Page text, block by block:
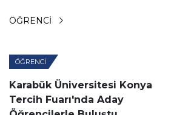
ÖĞRENCI
ÖĞRENCI
Karabük Üniversitesi Konya
Tercih Fuarı'nda Aday